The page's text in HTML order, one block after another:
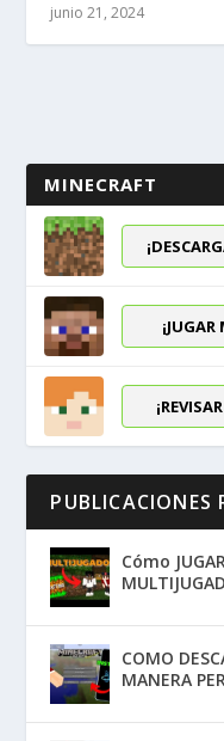
junio 21, 2024
MINECRAFT
¡JUGAR
PUBLICACIONES
Cómo
COMO
MANERA